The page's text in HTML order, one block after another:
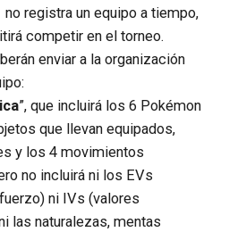
no registra un equipo a tiempo,
competir en el torneo.
enviar a la organización
”, que incluirá los 6 Pokémon
que llevan equipados,
y los 4 movimientos
no incluirá ni los EVs
ni IVs (valores
las naturalezas, mentas